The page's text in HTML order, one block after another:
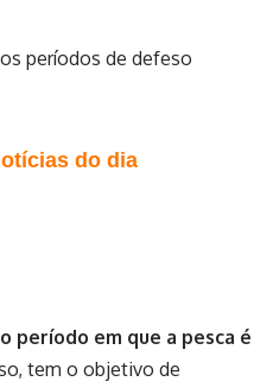
períodos de defeso
do dia
período em que a pesca é
tem o objetivo de